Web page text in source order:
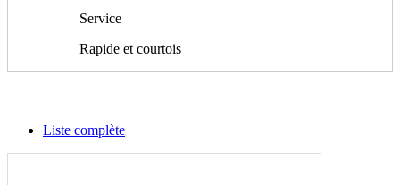
Service
Rapide et courtois
Liste complète